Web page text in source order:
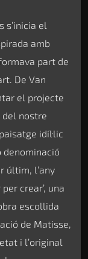
s’inicia el
amb
part de
De Van
el projecte
del nostre
idíl·lic
denominació
últim, l’any
crear’, una
escollida
de Matisse,
i l’original